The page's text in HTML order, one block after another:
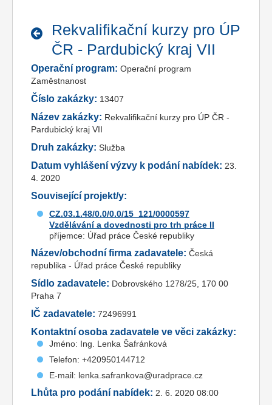
Rekvalifikační kurzy pro ÚP
ČR - Pardubický kraj VII
Operační program: Operační program
Zaměstnanost
Číslo zakázky: 13407
Název zakázky: Rekvalifikační kurzy pro ÚP ČR -
Pardubický kraj VII
Druh zakázky: Služba
Datum vyhlášení výzvy k podání nabídek: 23.
4. 2020
Související projekt/y:
CZ.03.1.48/0.0/0.0/15_121/0000597
Vzdělávání a dovednosti pro trh práce II
příjemce: Úřad práce České republiky
Název/obchodní firma zadavatele: Česká
republika - Úřad práce České republiky
Sídlo zadavatele: Dobrovského 1278/25, 170 00
Praha 7
IČ zadavatele: 72496991
Kontaktní osoba zadavatele ve věci zakázky:
Jméno: Ing. Lenka Šafránková
Telefon: +420950144712
E-mail: lenka.safrankova@uradprace.cz
Lhůta pro podání nabídek: 2. 6. 2020 08:00